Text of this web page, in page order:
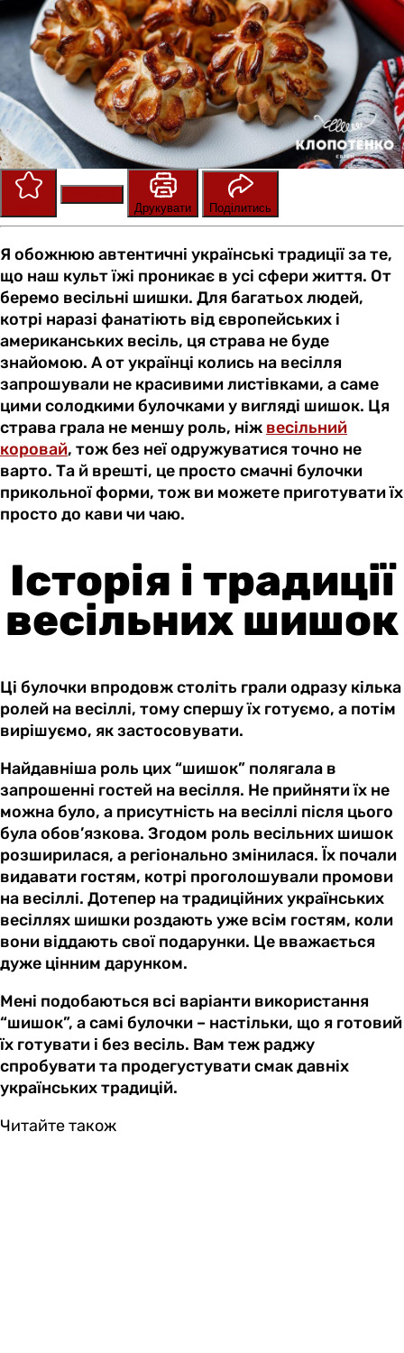
Друкувати
Поділитись
Я обожнюю автентичні українські традиції за те,
що наш культ їжі проникає в усі сфери життя. От
беремо весільні шишки. Для багатьох людей,
котрі наразі фанатіють від європейських і
американських весіль, ця страва не буде
знайомою. А от українці колись на весілля
запрошували не красивими листівками, а саме
цими солодкими булочками у вигляді шишок. Ця
страва грала не меншу роль, ніж весільний
коровай, тож без неї одружуватися точно не
варто. Та й врешті, це просто смачні булочки
прикольної форми, тож ви можете приготувати їх
просто до кави чи чаю.
Історія і традиції
весільних шишок
Ці булочки впродовж століть грали одразу кілька
ролей на весіллі, тому спершу їх готуємо, а потім
вирішуємо, як застосовувати.
Найдавніша роль цих “шишок” полягала в
запрошенні гостей на весілля. Не прийняти їх не
можна було, а присутність на весіллі після цього
була обов’язкова. Згодом роль весільних шишок
розширилася, а регіонально змінилася. Їх почали
видавати гостям, котрі проголошували промови
на весіллі. Дотепер на традиційних українських
весіллях шишки роздають уже всім гостям, коли
вони віддають свої подарунки. Це вважається
дуже цінним дарунком.
Мені подобаються всі варіанти використання
“шишок”, а самі булочки – настільки, що я готовий
їх готувати і без весіль. Вам теж раджу
спробувати та продегустувати смак давніх
українських традицій.
Читайте також